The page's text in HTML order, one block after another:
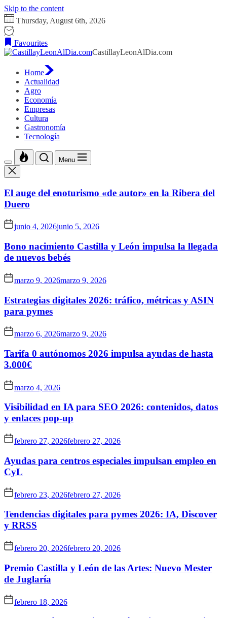
Skip to the content
Thursday, August 6th, 2026
Favourites
CastillayLeonAlDia.com
Home
Actualidad
Agro
Economía
Empresas
Cultura
Gastronomía
Tecnología
Menu
El auge del enoturismo «de autor» en la Ribera del
Duero
junio 4, 2026junio 5, 2026
Bono nacimiento Castilla y León impulsa la llegada
de nuevos bebés
marzo 9, 2026marzo 9, 2026
Estrategias digitales 2026: tráfico, métricas y ASIN
para pymes
marzo 6, 2026marzo 9, 2026
Tarifa 0 autónomos 2026 impulsa ayudas de hasta
3.000€
marzo 4, 2026
Visibilidad en IA para SEO 2026: contenidos, datos
y enlaces pop-up
febrero 27, 2026febrero 27, 2026
Ayudas para centros especiales impulsan empleo en
CyL
febrero 23, 2026febrero 27, 2026
Tendencias digitales para pymes 2026: IA, Discover
y RRSS
febrero 20, 2026febrero 20, 2026
Premio Castilla y León de las Artes: Nuevo Mester
de Juglaría
febrero 18, 2026